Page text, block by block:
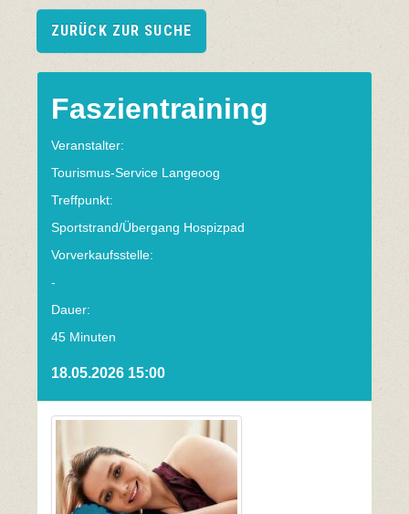
ZURÜCK ZUR SUCHE
Faszientraining
Veranstalter:
Tourismus-Service Langeoog
Treffpunkt:
Sportstrand/Übergang Hospizpad
Vorverkaufsstelle:
-
Dauer:
45 Minuten
18.05.2026 15:00